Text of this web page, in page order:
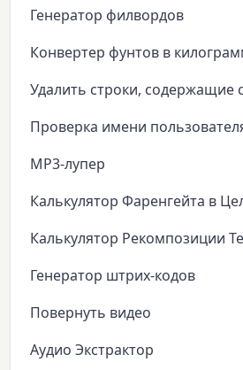
Генератор филвордов
Конвертер фунтов в
Удалить строки, содержащие
Проверка имени
MP3-лупер
Калькулятор Фаренгейта в
Калькулятор Рекомпозиции
Генератор штрих-кодов
Повернуть видео
Аудио Экстрактор